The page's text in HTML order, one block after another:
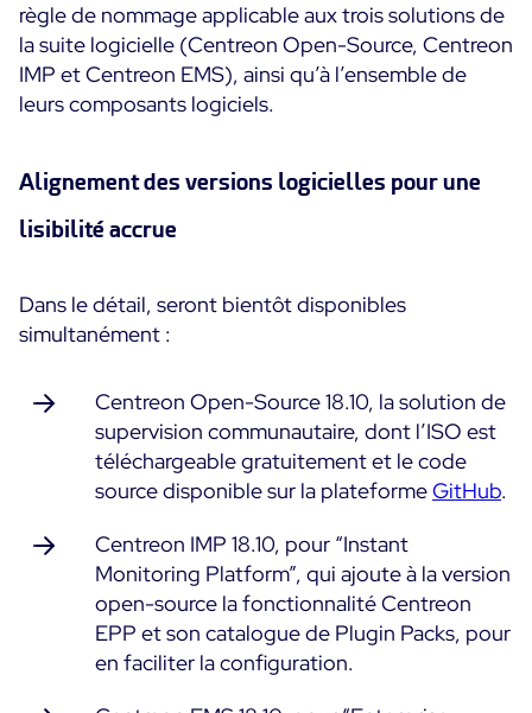
Centreon Log Management
Centreon Experience Monitoring
English
règle de nommage applicable aux trois solutions de
la suite logicielle (Centreon Open-Source, Centreon
IMP et Centreon EMS), ainsi qu’à l’ensemble de
leurs composants logiciels.
Alignement des versions logicielles pour une
lisibilité accrue
Dans le détail, seront bientôt disponibles
simultanément :
Centreon Open-Source 18.10, la solution de
supervision communautaire, dont l’ISO est
téléchargeable gratuitement et le code
source disponible sur la plateformeGitHub.
Centreon IMP 18.10, pour “Instant
Monitoring Platform”, qui ajoute à la version
open-source la fonctionnalité Centreon
EPP et son catalogue de Plugin Packs, pour
en faciliter la configuration.